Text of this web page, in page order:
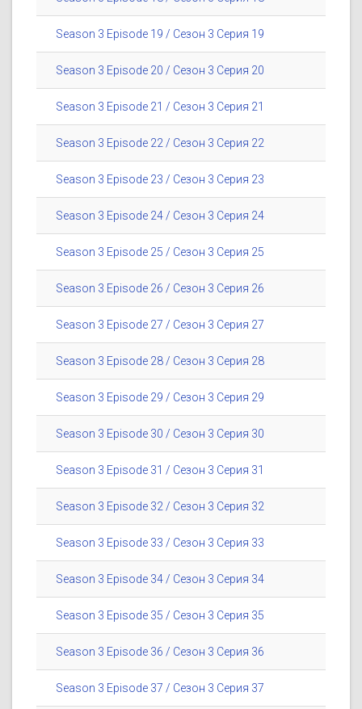
Season 3 Episode 19 / Сезон 3 Серия 19
Season 3 Episode 20 / Сезон 3 Серия 20
Season 3 Episode 21 / Сезон 3 Серия 21
Season 3 Episode 22 / Сезон 3 Серия 22
Season 3 Episode 23 / Сезон 3 Серия 23
Season 3 Episode 24 / Сезон 3 Серия 24
Season 3 Episode 25 / Сезон 3 Серия 25
Season 3 Episode 26 / Сезон 3 Серия 26
Season 3 Episode 27 / Сезон 3 Серия 27
Season 3 Episode 28 / Сезон 3 Серия 28
Season 3 Episode 29 / Сезон 3 Серия 29
Season 3 Episode 30 / Сезон 3 Серия 30
Season 3 Episode 31 / Сезон 3 Серия 31
Season 3 Episode 32 / Сезон 3 Серия 32
Season 3 Episode 33 / Сезон 3 Серия 33
Season 3 Episode 34 / Сезон 3 Серия 34
Season 3 Episode 35 / Сезон 3 Серия 35
Season 3 Episode 36 / Сезон 3 Серия 36
Season 3 Episode 37 / Сезон 3 Серия 37